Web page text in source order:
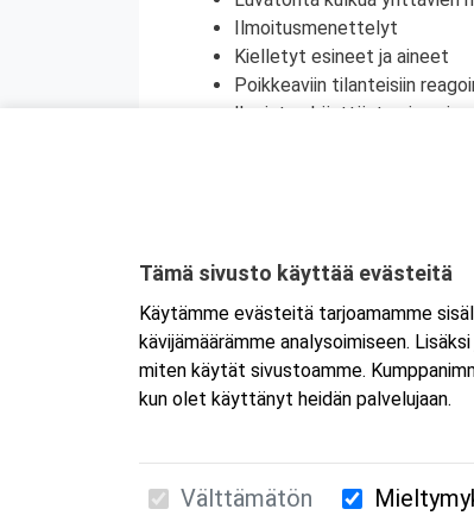
Ilmoitusmenettelyt
Kielletyt esineet ja aineet
Poikkeaviin tilanteisiin
Ihmisten käyttäytymisen ja
Turvapäällikön tehtävät
Motivointi
Käytettävien
Suomen Ensiapukoulutus Oy /
Tämä sivusto käyttää evästeitä
Käytämme evästeitä tarjoamamme
kävijämäärämme analysoimiseen.
miten käytät sivustoamme.
kun olet käyttänyt heidän palvelujaan.
Välttämätön